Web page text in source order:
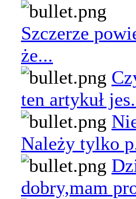
Szczerze
że...
ten artykuł
Należy tylko
dobry,mam